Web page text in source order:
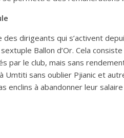
des dirigeants qui s’activent
Ballon d’Or. Cela
par le club, mais sans
Umtiti sans oublier Pjianic et
enclins à abandonner leur